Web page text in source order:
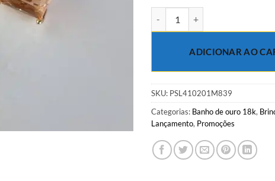
ADICIONAR AO
SKU: PSL410201M839
Categorias: Banho de ouro 18k,
Lançamento, Promoções